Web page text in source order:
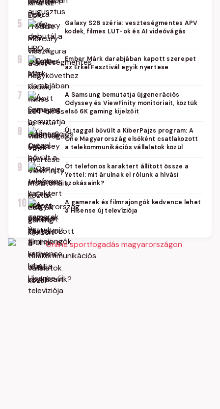
5
Galaxy S26 széria: veszteségmentes APV
kodek, filmes LUT-ok és AI videóvágás
6
Ember Márk darabjában kapott szerepet
az Erkel Fesztivál egyik nyertese
7
A Samsung bemutatja újgenerációs
Odyssey és ViewFinity monitoriait, köztük
első 6K gaming kijelzőit
8
Új taggal bővült a KiberPajzs program: A
One Magyarország elsőként csatlakozott
a telekommunikációs vállalatok közül
9
Öt telefonos karaktert állított össze a
Yettel: mit árulnak el rólunk a hívási
szokásaink?
10
A gamerek és filmrajongók kedvence lehet
a Hisense új televíziója